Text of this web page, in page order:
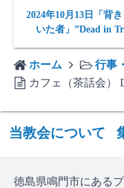
2024年10月13日「背
いた者」”Dead in
ホーム 行事
カフェ（茶話会）
当教会について
徳島県鳴門市にあるプ